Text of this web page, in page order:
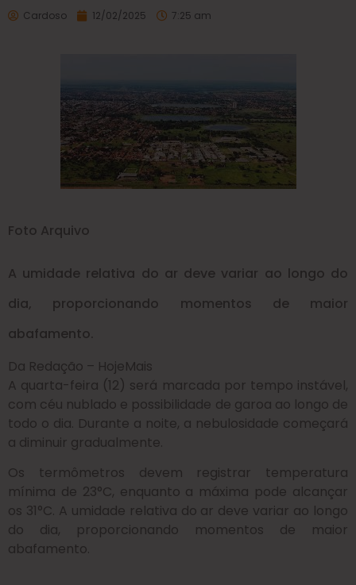
Cardoso 12/02/2025 7:25 am
Foto Arquivo
A umidade relativa do ar deve variar ao longo do
dia, proporcionando momentos de maior
abafamento.
Da Redação – HojeMais
A quarta-feira (12) será marcada por tempo instável,
com céu nublado e possibilidade de garoa ao longo de
todo o dia. Durante a noite, a nebulosidade começará
a diminuir gradualmente.
Os termômetros devem registrar temperatura
mínima de 23°C, enquanto a máxima pode alcançar
os 31°C. A umidade relativa do ar deve variar ao longo
do dia, proporcionando momentos de maior
abafamento.